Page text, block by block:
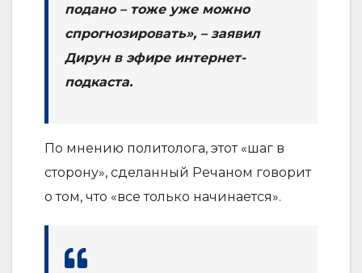
подано – тоже уже можно
спрогнозировать», – заявил
Дирун в эфире интернет-
подкаста.
По мнению политолога, этот «шаг в
сторону», сделанный Речаном говорит
о том, что «все только начинается».